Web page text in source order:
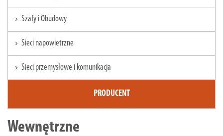
chevron_right Szafy i Obudowy
chevron_right Sieci napowietrzne
chevron_right Sieci przemysłowe i komunikacja
PRODUCENT
Wewnętrzne